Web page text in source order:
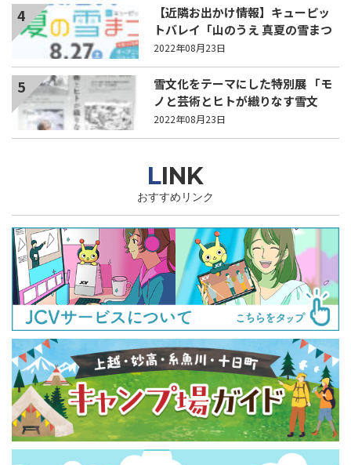
4
【近隣お出かけ情報】キューピッ
トバレイ「山のうえ 真夏の雪まつ
り」 27日(土)に開催！
2022年08月23日
5
雪文化をテーマにした特別展 「モ
ノと芸術とヒトが織りなす雪文
化」9月6日から
2022年08月23日
LINK
おすすめリンク